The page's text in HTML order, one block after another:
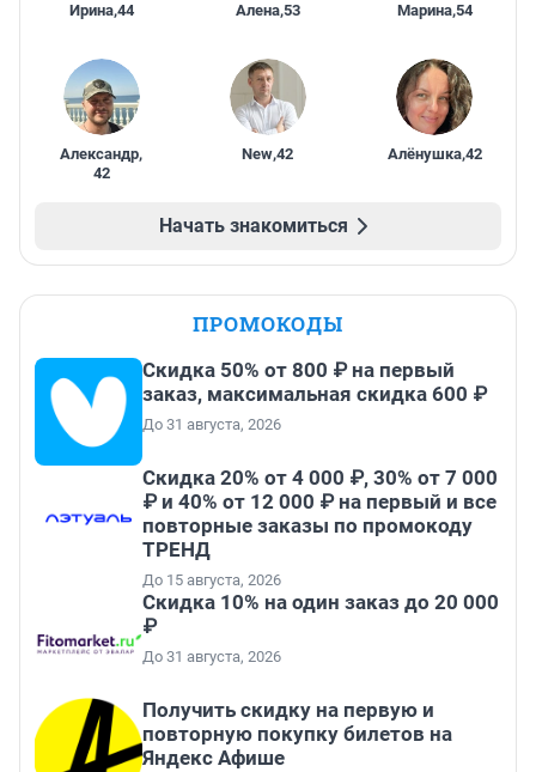
Ирина,44 Алена,53 Марина,54
Александр,
42
New,42 Алёнушка,42
Начать знакомиться
ПРОМОКОДЫ
Скидка 50% от 800 ₽ на первый
заказ, максимальная скидка 600 ₽
До 31 августа, 2026
Скидка 20% от 4 000 ₽, 30% от 7 000
₽ и 40% от 12 000 ₽ на первый и все
повторные заказы по промокоду
ТРЕНД
До 15 августа, 2026
Скидка 10% на один заказ до 20 000
₽
До 31 августа, 2026
Получить скидку на первую и
повторную покупку билетов на
Яндекс Афише